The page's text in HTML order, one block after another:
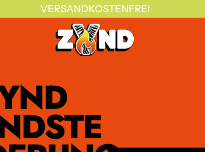
VERSANDKOSTENFREI